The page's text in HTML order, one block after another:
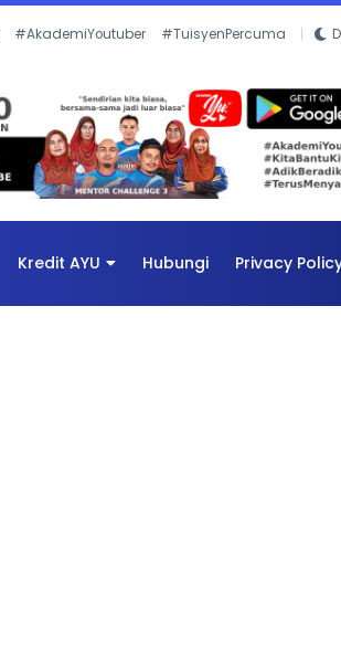
#AkademiYoutuber #TuisyenPercuma
Kredit AYU Hubungi Privacy